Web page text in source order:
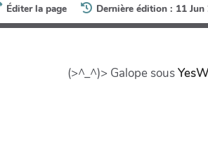
Éditer la page Dernière édition : 11 Jun
(>^_^)> Galope sous